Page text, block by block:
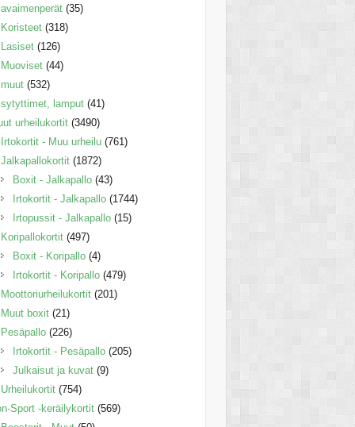
avaimenperät (35)
Koristeet (318)
Lasiset (126)
Muoviset (44)
muut (532)
sytyttimet, lamput (41)
urheilukortit (3490)
Irtokortit - Muu urheilu (761)
Jalkapallokortit (1872)
Boxit - Jalkapallo (43)
Irtokortit - Jalkapallo (1744)
Irtopussit - Jalkapallo (15)
Koripallokortit (497)
Boxit - Koripallo (4)
Irtokortit - Koripallo (479)
Moottoriurheilukortit (201)
Muut boxit (21)
Pesäpallo (226)
Irtokortit - Pesäpallo (205)
Julkaisut ja kuvat (9)
Urheilukortit (754)
Sport -keräilykortit (569)